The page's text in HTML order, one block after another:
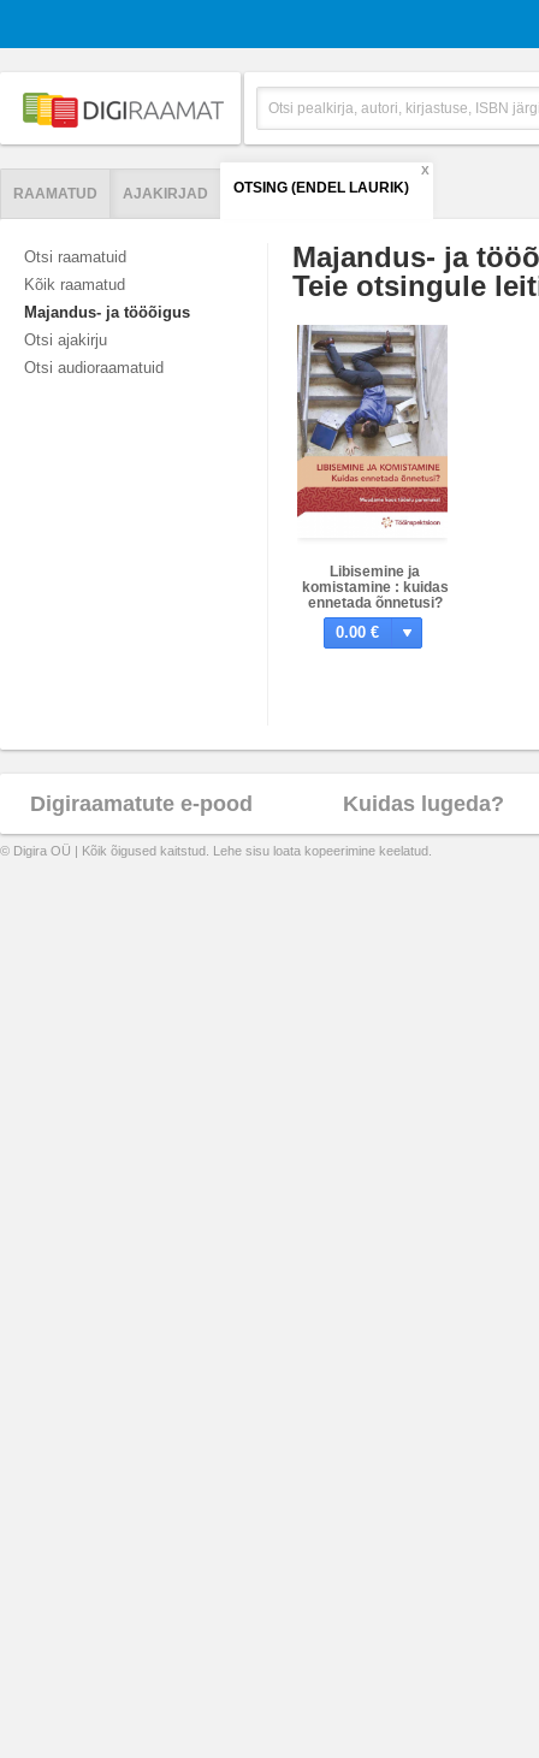
RAAMATUD AJAKIRJAD OTSING (ENDEL LAURIK)
X
Otsi raamatuid
Kõik raamatud
Majandus- ja tööõigus
Otsi ajakirju
Otsi audioraamatuid
Majandus- ja
Teie otsingule
Libisemine ja
komistamine : kuidas
ennetada õnnetusi?
0.00 €
Digiraamatute e-pood Kuidas lugeda?
© Digira OÜ | Kõik õigused kaitstud. Lehe sisu loata kopeerimine keelatud.